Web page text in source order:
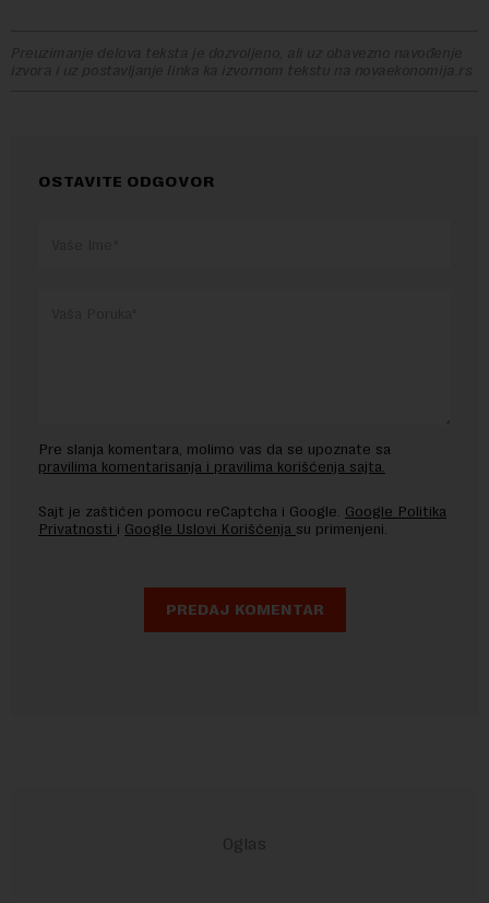
Preuzimanje delova teksta je dozvoljeno, ali uz obavezno navođenje
izvora i uz postavljanje linka ka izvornom tekstu na novaekonomija.rs
OSTAVITE ODGOVOR
Pre slanja komentara, molimo vas da se upoznate sa
pravilima komentarisanja i pravilima korišćenja sajta.
Sajt je zaštićen pomocu reCaptcha i Google. Google Politika
Privatnosti i Google Uslovi Korišćenja su primenjeni.